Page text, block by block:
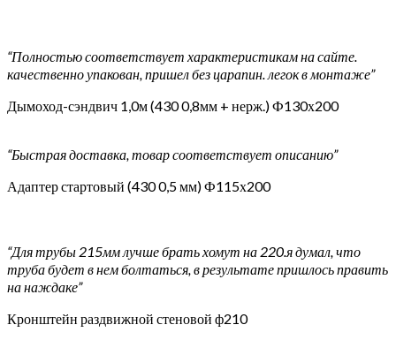
“Полностью соответствует характеристикам на сайте.
качественно упакован, пришел без царапин. легок в монтаже”
Дымоход-сэндвич 1,0м (430 0,8мм + нерж.) Ф130х200
“Быстрая доставка, товар соответствует описанию”
Адаптер стартовый (430 0,5 мм) Ф115х200
“Для трубы 215мм лучше брать хомут на 220.я думал, что
труба будет в нем болтаться, в результате пришлось править
на наждаке”
Кронштейн раздвижной стеновой ф210